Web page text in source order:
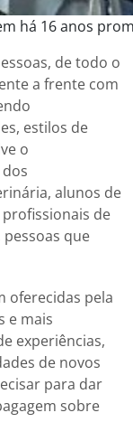
há 16 anos
de todo o
a frente com
estilos de
o
alunos de
de
que
oferecidas pela
e mais
experiências,
de novos
para dar
sobre